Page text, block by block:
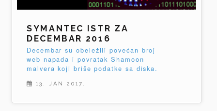
SYMANTEC ISTR ZA
DECEMBAR 2016
Decembar su obeležili povećan broj
web napada i povratak Shamoon
malvera koji briše podatke sa diska.
13. JAN 2017.